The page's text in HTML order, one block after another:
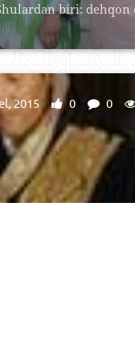
biri: dehqon
2015 0 0